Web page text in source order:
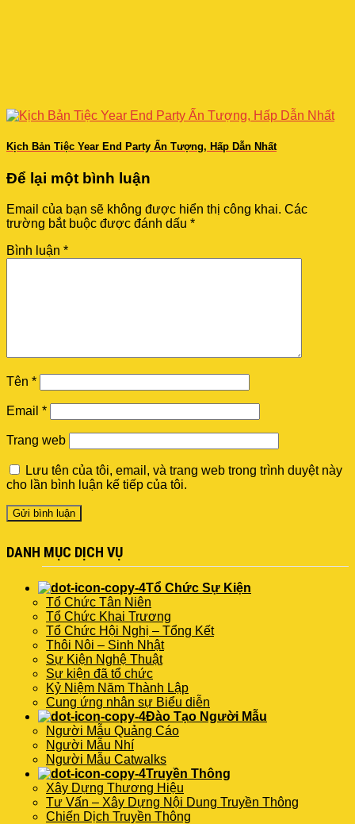
Kịch Bản Tiệc Year End Party Ấn Tượng, Hấp Dẫn Nhất
Để lại một bình luận
Email của bạn sẽ không được hiển thị công khai. Các
trường bắt buộc được đánh dấu *
Bình luận *
Tên *
Email *
Trang web
Lưu tên của tôi, email, và trang web trong trình duyệt này
cho lần bình luận kế tiếp của tôi.
DANH MỤC DỊCH VỤ
Tổ Chức Sự Kiện
Tổ Chức Tân Niên
Tổ Chức Khai Trương
Tổ Chức Hội Nghị – Tổng Kết
Thôi Nôi – Sinh Nhật
Sự Kiện Nghệ Thuật
Sự kiện đã tổ chức
Kỷ Niệm Năm Thành Lập
Cung ứng nhân sự Biểu diễn
Đào Tạo Người Mẫu
Người Mẫu Quảng Cáo
Người Mẫu Nhí
Người Mẫu Catwalks
Truyền Thông
Xây Dựng Thương Hiệu
Tư Vấn – Xây Dựng Nội Dung Truyền Thông
Chiến Dịch Truyền Thông